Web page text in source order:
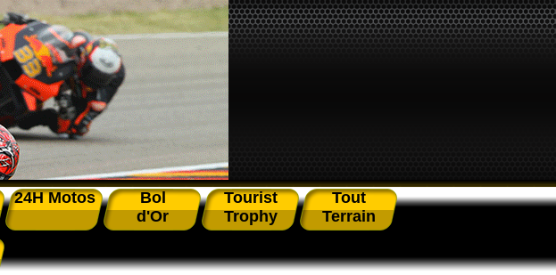
24H Motos
Bol
d'Or
Tourist
Trophy
Tout
Terrain